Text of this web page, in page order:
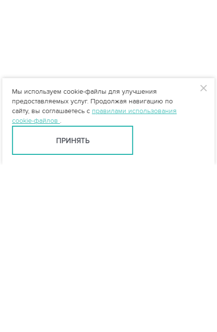
Мы используем cookie-файлы для улучшения
предоставляемых услуг. Продолжая навигацию по
сайту, вы соглашаетесь с правилами использования
cookie-файлов .
ПРИНЯТЬ